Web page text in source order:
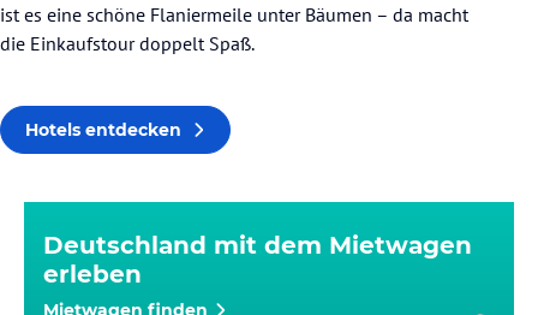
ist es eine schöne Flaniermeile unter Bäumen – da macht
die Einkaufstour doppelt Spaß.
Hotels entdecken
Deutschland mit dem Mietwagen
erleben
Mietwagen finden